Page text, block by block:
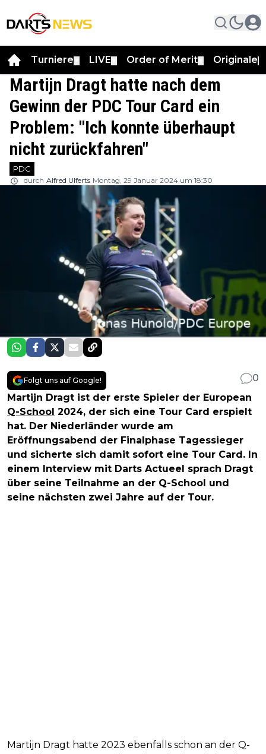
Turniere LIVE Order of Merit Originale
Martijn Dragt hatte nach dem
Gewinn der PDC Tour Card ein
Problem: "Ich konnte überhaupt
nicht zurückfahren"
PDC
durch Alfred Ulferts Montag, 29 Januar 2024 um 18:30
Folgt uns auf Google!
0
Martijn Dragt ist der erste Spieler der European
Q-School 2024, der sich eine Tour Card erspielt
hat. Der Niederländer wurde am
Eröffnungsabend der Finalphase Tagessieger
und sicherte sich damit sofort eine Tour Card. In
einem Interview mit Darts Actueel sprach Dragt
über seine Teilnahme an der Q-School und
seine nächsten zwei Jahre auf der Tour.
Martijn Dragt hatte 2023 ebenfalls schon an der Q-